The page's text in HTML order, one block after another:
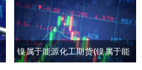
镍属于能源化工期货(镍属于能